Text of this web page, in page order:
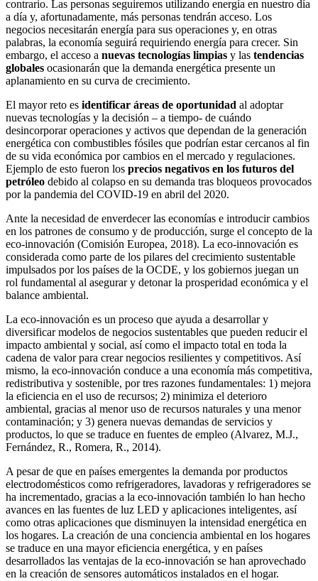
contrario. Las personas seguiremos utilizando energía en nuestro día
a día y, afortunadamente, más personas tendrán acceso. Los
negocios necesitarán energía para sus operaciones y, en otras
palabras, la economía seguirá requiriendo energía para crecer. Sin
embargo, el acceso a nuevas tecnologías limpias y las tendencias
globales ocasionarán que la demanda energética presente un
aplanamiento en su curva de crecimiento.
El mayor reto es identificar áreas de oportunidad al adoptar
nuevas tecnologías y la decisión – a tiempo- de cuándo
desincorporar operaciones y activos que dependan de la generación
energética con combustibles fósiles que podrían estar cercanos al fin
de su vida económica por cambios en el mercado y regulaciones.
Ejemplo de esto fueron los precios negativos en los futuros del
petróleo debido al colapso en su demanda tras bloqueos provocados
por la pandemia del COVID-19 en abril del 2020.
Ante la necesidad de enverdecer las economías e introducir cambios
en los patrones de consumo y de producción, surge el concepto de la
eco-innovación (Comisión Europea, 2018). La eco-innovación es
considerada como parte de los pilares del crecimiento sustentable
impulsados por los países de la OCDE, y los gobiernos juegan un
rol fundamental al asegurar y detonar la prosperidad económica y el
balance ambiental.
La eco-innovación es un proceso que ayuda a desarrollar y
diversificar modelos de negocios sustentables que pueden reducir el
impacto ambiental y social, así como el impacto total en toda la
cadena de valor para crear negocios resilientes y competitivos. Así
mismo, la eco-innovación conduce a una economía más competitiva,
redistributiva y sostenible, por tres razones fundamentales: 1) mejora
la eficiencia en el uso de recursos; 2) minimiza el deterioro
ambiental, gracias al menor uso de recursos naturales y una menor
contaminación; y 3) genera nuevas demandas de servicios y
productos, lo que se traduce en fuentes de empleo (Alvarez, M.J.,
Fernández, R., Romera, R., 2014).
A pesar de que en países emergentes la demanda por productos
electrodomésticos como refrigeradores, lavadoras y refrigeradores se
ha incrementado, gracias a la eco-innovación también lo han hecho
avances en las fuentes de luz LED y aplicaciones inteligentes, así
como otras aplicaciones que disminuyen la intensidad energética en
los hogares. La creación de una conciencia ambiental en los hogares
se traduce en una mayor eficiencia energética, y en países
desarrollados las ventajas de la eco-innovación se han aprovechado
en la creación de sensores automáticos instalados en el hogar.